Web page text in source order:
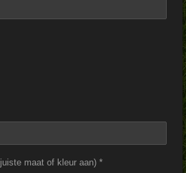
maat of kleur aan) *